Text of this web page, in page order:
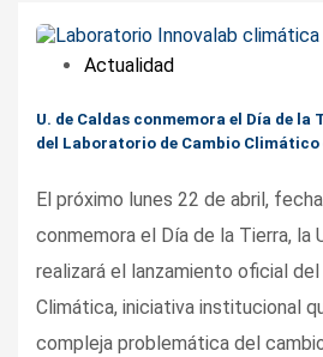
Actualidad
U. de Caldas conmemora el Día de
del Laboratorio de Cambio Climático
El próximo lunes 22 de abril,
conmemora el Día de la Tierra, la
realizará el lanzamiento oficial
Climática, iniciativa institucional
compleja problemática del